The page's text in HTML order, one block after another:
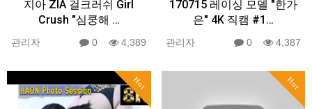
지아 ZIA 걸크러쉬 Girl
Crush "심쿵해 …
관리자 0 4,389
170715 레이싱 모델 "한가
은" 4K 직캠 #1…
관리자 0 4,387
Hot Hot